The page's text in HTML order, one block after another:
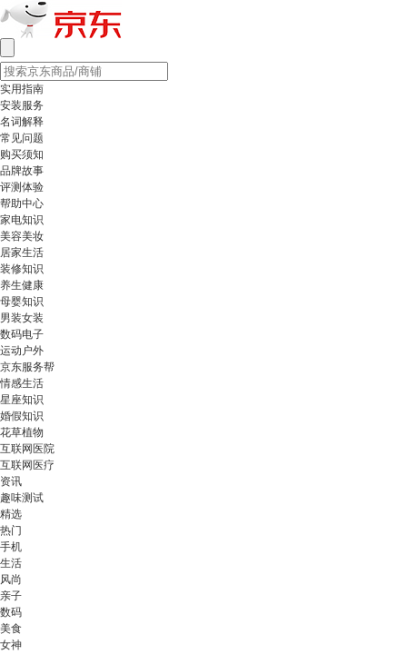
实用指南
安装服务
名词解释
常见问题
购买须知
品牌故事
评测体验
帮助中心
家电知识
美容美妆
居家生活
装修知识
养生健康
母婴知识
男装女装
数码电子
运动户外
京东服务帮
情感生活
星座知识
婚假知识
花草植物
互联网医院
互联网医疗
资讯
趣味测试
精选
热门
手机
生活
风尚
亲子
数码
美食
女神